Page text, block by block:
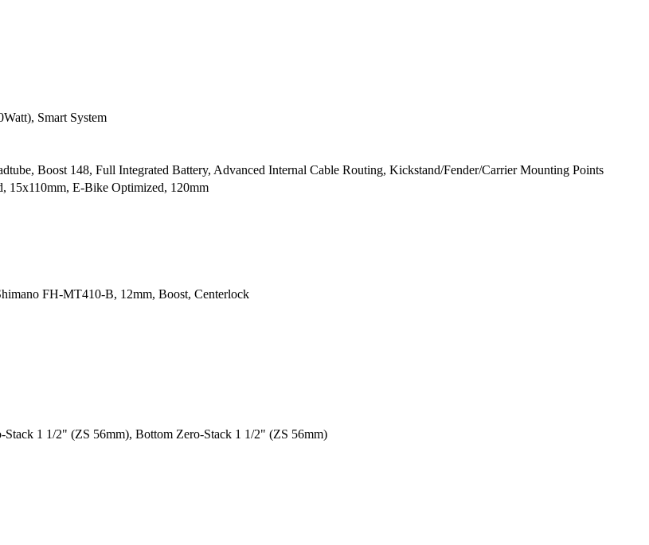
Smart System
Boost 148, Full Integrated Battery, Advanced Internal Cable Routing, Kickstand/Fender/Carrier Mounting Points
15x110mm, E-Bike Optimized, 120mm
FH-MT410-B, 12mm, Boost, Centerlock
1 1/2" (ZS 56mm), Bottom Zero-Stack 1 1/2" (ZS 56mm)